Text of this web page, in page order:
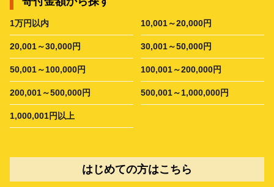
1万円以内 10,001～20,000円
20,001～30,000円 30,001～50,000円
50,001～100,000円 100,001～200,000円
200,001～500,000円 500,001～1,000,000円
1,000,001円以上
はじめての方はこちら